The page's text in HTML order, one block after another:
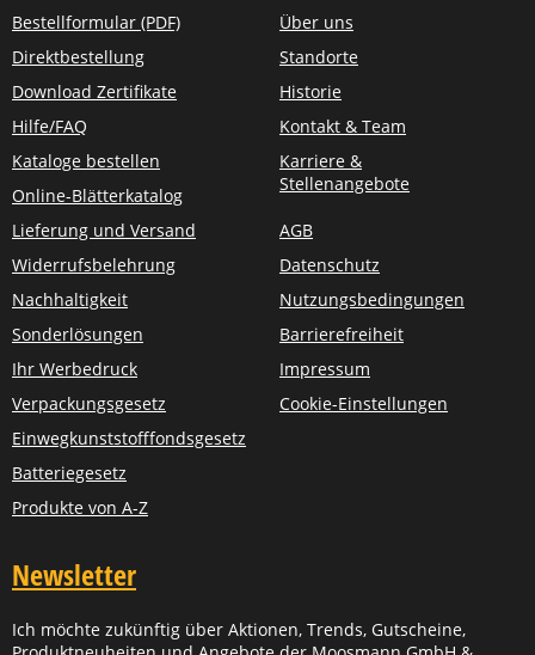
Bestellformular (PDF)
Direktbestellung
Download Zertifikate
Hilfe/FAQ
Kataloge bestellen
Online-Blätterkatalog
Lieferung und Versand
Widerrufsbelehrung
Nachhaltigkeit
Sonderlösungen
Ihr Werbedruck
Verpackungsgesetz
Einwegkunststofffondsgesetz
Batteriegesetz
Produkte von A-Z
Über uns
Standorte
Historie
Kontakt & Team
Karriere &
Stellenangebote
AGB
Datenschutz
Nutzungsbedingungen
Barrierefreiheit
Impressum
Cookie-Einstellungen
Newsletter
Ich möchte zukünftig über Aktionen, Trends, Gutscheine,